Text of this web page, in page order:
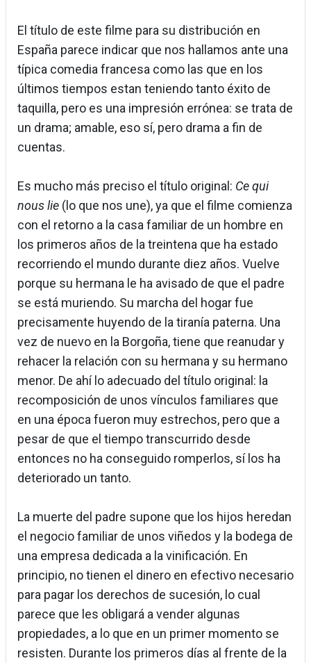
El título de este filme para su distribución en
España parece indicar que nos hallamos ante una
típica comedia francesa como las que en los
últimos tiempos estan teniendo tanto éxito de
taquilla, pero es una impresión errónea: se trata de
un drama; amable, eso sí, pero drama a fin de
cuentas.
Es mucho más preciso el título original: Ce qui
nous lie (lo que nos une), ya que el filme comienza
con el retorno a la casa familiar de un hombre en
los primeros años de la treintena que ha estado
recorriendo el mundo durante diez años. Vuelve
porque su hermana le ha avisado de que el padre
se está muriendo. Su marcha del hogar fue
precisamente huyendo de la tiranía paterna. Una
vez de nuevo en la Borgoña, tiene que reanudar y
rehacer la relación con su hermana y su hermano
menor. De ahí lo adecuado del título original: la
recomposición de unos vínculos familiares que
en una época fueron muy estrechos, pero que a
pesar de que el tiempo transcurrido desde
entonces no ha conseguido romperlos, sí los ha
deteriorado un tanto.
La muerte del padre supone que los hijos heredan
el negocio familiar de unos viñedos y la bodega de
una empresa dedicada a la vinificación. En
principio, no tienen el dinero en efectivo necesario
para pagar los derechos de sucesión, lo cual
parece que les obligará a vender algunas
propiedades, a lo que en un primer momento se
resisten. Durante los primeros días al frente de la